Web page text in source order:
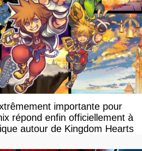
importante pour
répond enfin officiellement à
autour de Kingdom Hearts